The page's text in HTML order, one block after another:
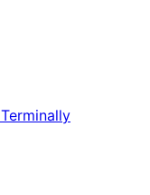
Terminally